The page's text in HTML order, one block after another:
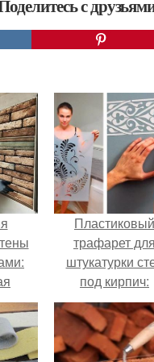
с
Пластиковый
трафарет для
штукатурки
под кирпич:
пошаговая
инструкция